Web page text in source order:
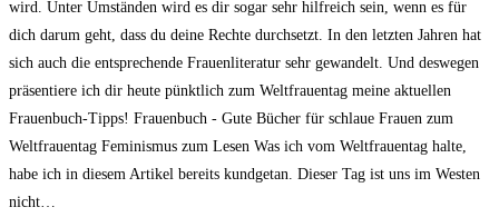
wird. Unter Umständen wird es dir sogar sehr hilfreich sein, wenn es für
dich darum geht, dass du deine Rechte durchsetzt. In den letzten Jahren hat
sich auch die entsprechende Frauenliteratur sehr gewandelt. Und deswegen
präsentiere ich dir heute pünktlich zum Weltfrauentag meine aktuellen
Frauenbuch-Tipps! Frauenbuch - Gute Bücher für schlaue Frauen zum
Weltfrauentag Feminismus zum Lesen Was ich vom Weltfrauentag halte,
habe ich in diesem Artikel bereits kundgetan. Dieser Tag ist uns im Westen
nicht…